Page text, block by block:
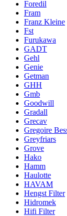
Foredil
Fram
Franz Kleine
Fst
Furukawa
GADT
Gehl
Genie
Getman
GHH
Gmb
Goodwill
Gradall
Grecav
Gregoire
Greyfriars
Grove
Hako
Hamm
Haulotte
HAVAM
Hengst Filter
Hidromek
Hifi Filter